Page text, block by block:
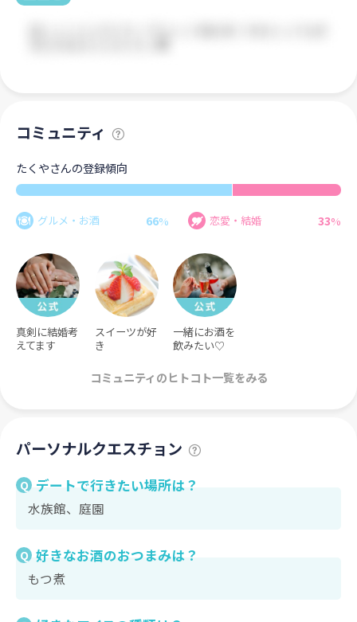
コミュニティ
たくやさんの登録傾向
グルメ・お酒 66% 恋愛・結婚 33%
真剣に結婚考
えてます
スイーツが好
き
一緒にお酒を
飲みたい♡
コミュニティのヒトコト一覧をみる
パーソナルクエスチョン
Q デートで行きたい場所は？
水族館、庭園
Q 好きなお酒のおつまみは？
もつ煮